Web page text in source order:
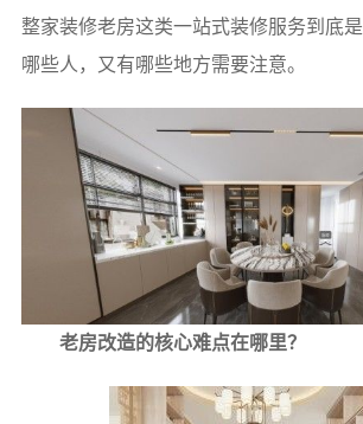
整家装修老房这类一站式装修服务到底
哪些人，又有哪些地方需要注意。
老房改造的核心难点在哪里？